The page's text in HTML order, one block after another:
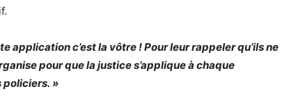
application c’est la vôtre ! Pour leur rappeler qu’ils ne
pour que la justice s’applique à chaque
»